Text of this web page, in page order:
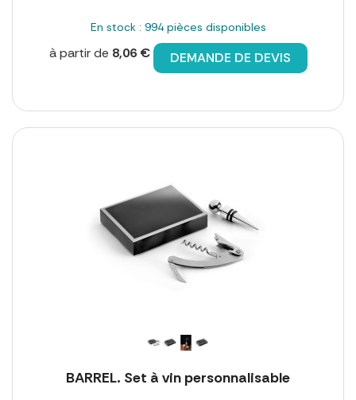
En stock : 994 pièces disponibles
à partir de 8,06 € DEMANDE DE DEVIS
BARREL. Set à vin personnalisable